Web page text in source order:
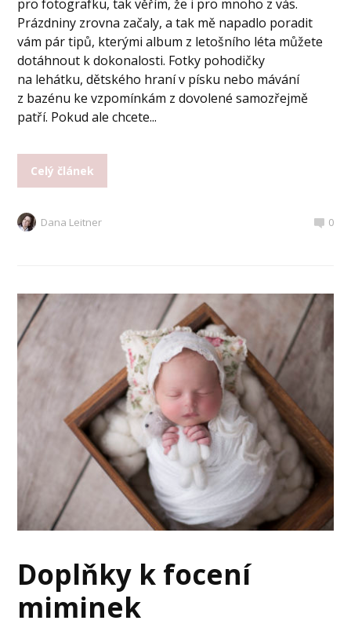
pro fotografku, tak věřím, že i pro mnoho z vás.
Prázdniny zrovna začaly, a tak mě napadlo poradit
vám pár tipů, kterými album z letošního léta můžete
dotáhnout k dokonalosti. Fotky pohodičky
na lehátku, dětského hraní v písku nebo mávání
z bazénu ke vzpomínkám z dovolené samozřejmě
patří. Pokud ale chcete...
Celý článek
Dana Leitner 0
Doplňky k focení
miminek